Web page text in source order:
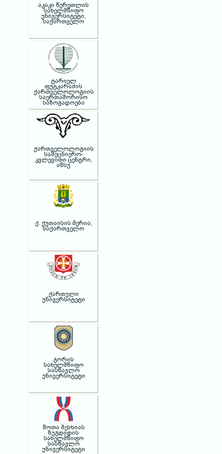
აკაკი წერეთლის
სახელმწიფო
უნივერსიტეტი,
საქართველო
ტარიელ
ფუტკარაძის
ქართველოლოგიის
საერთაშორისო
საზოგადოება
ქართველოლოგიის
სამეცნიერო-
კვლევითი ცენტრი,
აწსუ
ქ. ქუთაისის მერია,
საქართველო
ქართული
უნივერსიტეტი
გორის
სახელმწიფო
სასწავლო
უნივერსიტეტი
შოთა მესხიას
ზუგდიდის
სახელმწიფო
სასწავლო
უნივერსიტეტი